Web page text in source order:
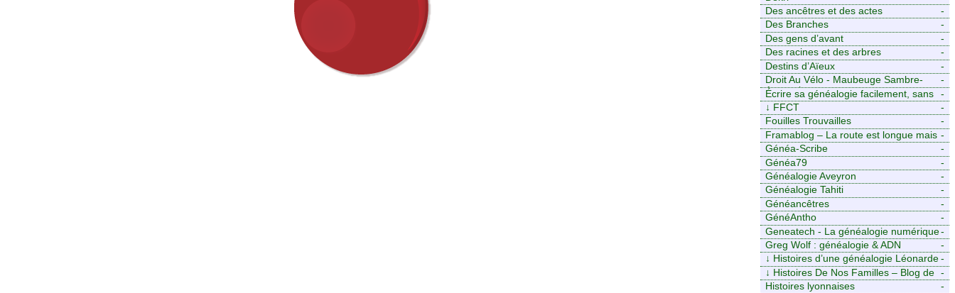
-
Des ancêtres et des actes
-
Des Branches
-
Des gens d’avant
-
Des racines et des arbres
-
Destins d’Aïeux
-
Droit Au Vélo - Maubeuge Sambre-
Avesnois
-
Écrire sa généalogie facilement, sans
stress avec Généalordi
-
↓ FFCT
-
Fouilles Trouvailles
-
Framablog – La route est longue mais
la voie est libre…
-
Généa-Scribe
-
Généa79
-
Généalogie Aveyron
-
Généalogie Tahiti
-
Généancêtres
-
GénéAntho
-
Geneatech - La généalogie numérique
à portée de tous
-
Greg Wolf : généalogie & ADN
-
↓ Histoires d’une généalogie Léonarde
-
↓ Histoires De Nos Familles – Blog de
généalogie
-
Histoires lyonnaises